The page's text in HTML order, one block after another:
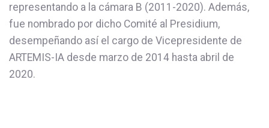
representando a la cámara B (2011-2020). Además,
fue nombrado por dicho Comité al Presidium,
desempeñando así el cargo de Vicepresidente de
ARTEMIS-IA desde marzo de 2014 hasta abril de
2020.